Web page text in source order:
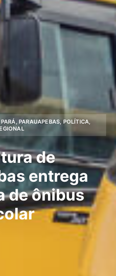
PARÁ ,PARAUAPEBAS ,POLÍTICA,
de
entrega
de ônibus